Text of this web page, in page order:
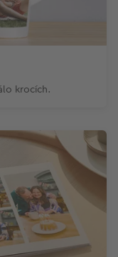
krocích.